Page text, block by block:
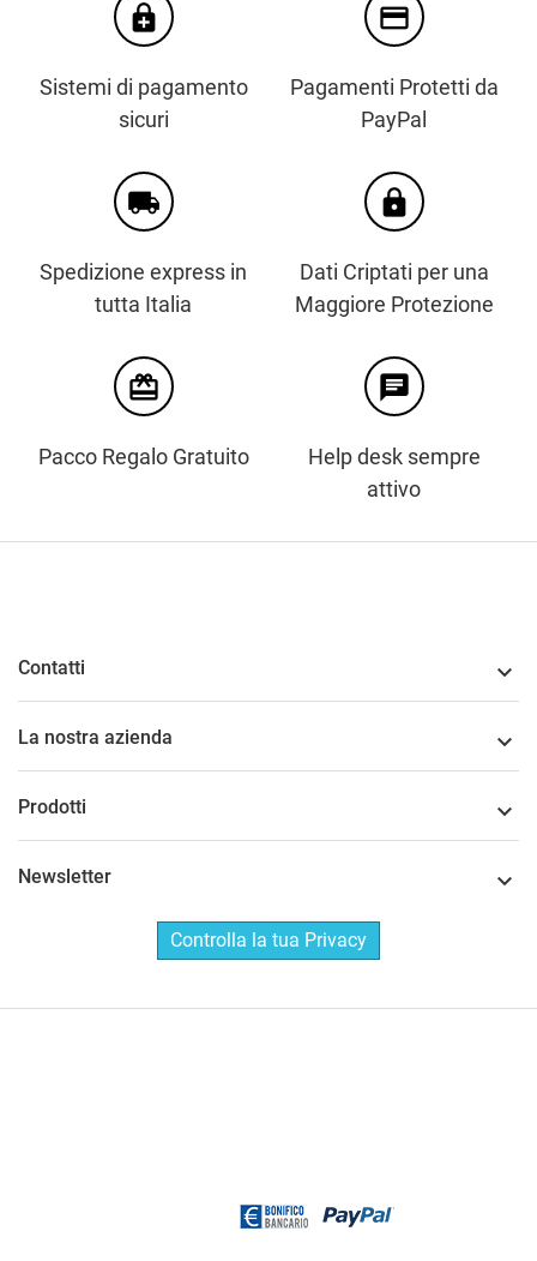
enhanced_encryption
Sistemi di pagamento
sicuri
credit_card
Pagamenti Protetti da
PayPal
local_shipping
Spedizione express in
tutta Italia
https
Dati Criptati per una
Maggiore Protezione
card_giftcard
Pacco Regalo Gratuito
chat
Help desk sempre
attivo
Contatti 
La nostra azienda 
Prodotti 
Newsletter 
Controlla la tua Privacy